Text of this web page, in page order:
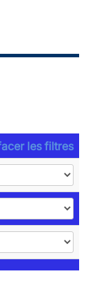
les filtres